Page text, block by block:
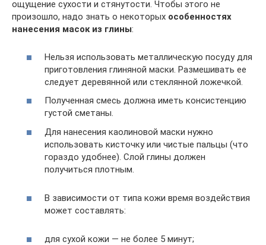
ощущение сухости и стянутости. Чтобы этого не
произошло, надо знать о некоторых особенностях
нанесения масок из глины:
Нельзя использовать металлическую посуду для
приготовления глиняной маски. Размешивать ее
следует деревянной или стеклянной ложечкой.
Полученная смесь должна иметь консистенцию
густой сметаны.
Для нанесения каолиновой маски нужно
использовать кисточку или чистые пальцы (что
гораздо удобнее). Слой глины должен
получиться плотным.
В зависимости от типа кожи время воздействия
может составлять:
для сухой кожи — не более 5 минут;